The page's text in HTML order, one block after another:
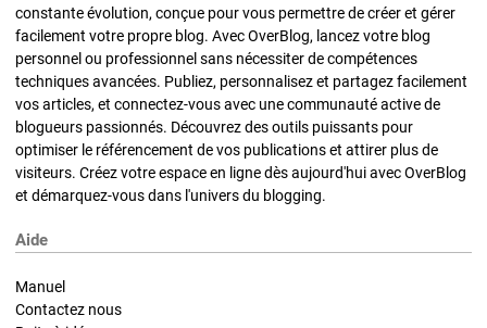
constante évolution, conçue pour vous permettre de créer et gérer
facilement votre propre blog. Avec OverBlog, lancez votre blog
personnel ou professionnel sans nécessiter de compétences
techniques avancées. Publiez, personnalisez et partagez facilement
vos articles, et connectez-vous avec une communauté active de
blogueurs passionnés. Découvrez des outils puissants pour
optimiser le référencement de vos publications et attirer plus de
visiteurs. Créez votre espace en ligne dès aujourd'hui avec OverBlog
et démarquez-vous dans l'univers du blogging.
Aide
Manuel
Contactez nous